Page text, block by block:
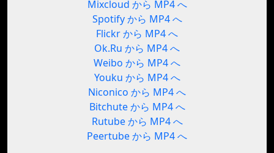
Mixcloud から MP4 へ
Spotify から MP4 へ
Flickr から MP4 へ
Ok.Ru から MP4 へ
Weibo から MP4 へ
Youku から MP4 へ
Niconico から MP4 へ
Bitchute から MP4 へ
Rutube から MP4 へ
Peertube から MP4 へ